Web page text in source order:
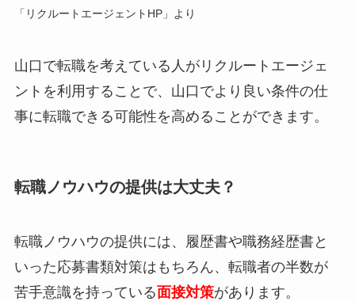
「リクルートエージェントHP」より
山口で転職を考えている人がリクルートエージェ
ントを利用することで、山口でより良い条件の仕
事に転職できる可能性を高めることができます。
転職ノウハウの提供は大丈夫？
転職ノウハウの提供には、履歴書や職務経歴書と
いった応募書類対策はもちろん、 転職者の半数が
苦手意識を持っている面接対策があります。